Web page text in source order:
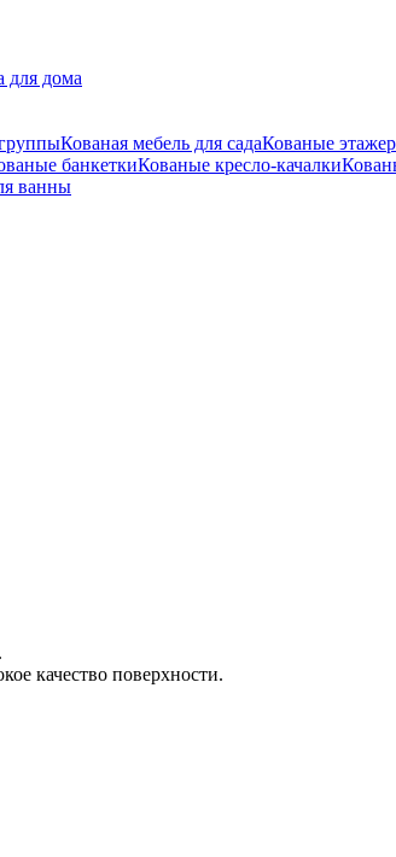
для дома
Кованая мебель для садаКованые
банкеткиКованые кресло-качалки
ванны
качество поверхности.